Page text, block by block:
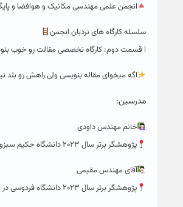
انجمن علمی مهندسی مکانیک و هوافضا و
سلسله کارگاه های نردبان انجمن
| قسمت دوم: کارگاه تخصصی مقالت رو خوب
اگه میخوای مقاله بنویسی ولی راهش رو بلد
مدرسین:
خانم مهندس داودی
پژوهشگر برتر سال ۲۰۲۳ دانشگاه حکیم سبزواری در حوزه تبدیل انرژی
آقای مهندس مقیمی
پژوهشگر برتر سال ۲۰۲۳ دانشگاه فردوسی در حوزه آیرودینامیک